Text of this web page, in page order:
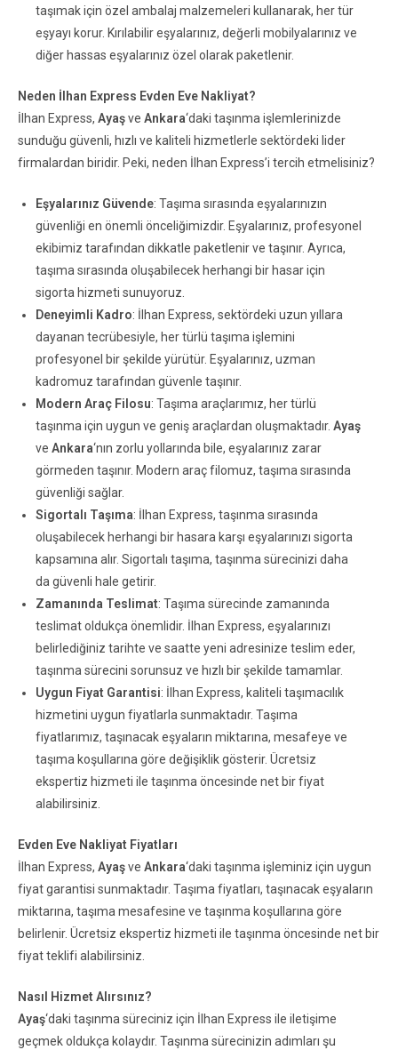
taşımak için özel ambalaj malzemeleri kullanarak, her tür
eşyayı korur. Kırılabilir eşyalarınız, değerli mobilyalarınız ve
diğer hassas eşyalarınız özel olarak paketlenir.
Neden İlhan Express Evden Eve Nakliyat?
İlhan Express, Ayaşve Ankara‘daki taşınma işlemlerinizde
sunduğu güvenli, hızlı ve kaliteli hizmetlerle sektördeki lider
firmalardan biridir. Peki, neden İlhan Express’i tercih etmelisiniz?
Eşyalarınız Güvende: Taşıma sırasında eşyalarınızın
güvenliği en önemli önceliğimizdir. Eşyalarınız, profesyonel
ekibimiz tarafından dikkatle paketlenir ve taşınır. Ayrıca,
taşıma sırasında oluşabilecek herhangi bir hasar için
sigorta hizmeti sunuyoruz.
Deneyimli Kadro: İlhan Express, sektördeki uzun yıllara
dayanan tecrübesiyle, her türlü taşıma işlemini
profesyonel bir şekilde yürütür. Eşyalarınız, uzman
kadromuz tarafından güvenle taşınır.
Modern Araç Filosu: Taşıma araçlarımız, her türlü
taşınma için uygun ve geniş araçlardan oluşmaktadır. Ayaş
ve Ankara‘nın zorlu yollarında bile, eşyalarınız zarar
görmeden taşınır. Modern araç filomuz, taşıma sırasında
güvenliği sağlar.
Sigortalı Taşıma: İlhan Express, taşınma sırasında
oluşabilecek herhangi bir hasara karşı eşyalarınızı sigorta
kapsamına alır. Sigortalı taşıma, taşınma sürecinizi daha
da güvenli hale getirir.
Zamanında Teslimat: Taşıma sürecinde zamanında
teslimat oldukça önemlidir. İlhan Express, eşyalarınızı
belirlediğiniz tarihte ve saatte yeni adresinize teslim eder,
taşınma sürecini sorunsuz ve hızlı bir şekilde tamamlar.
Uygun Fiyat Garantisi: İlhan Express, kaliteli taşımacılık
hizmetini uygun fiyatlarla sunmaktadır. Taşıma
fiyatlarımız, taşınacak eşyaların miktarına, mesafeye ve
taşıma koşullarına göre değişiklik gösterir. Ücretsiz
ekspertiz hizmeti ile taşınma öncesinde net bir fiyat
alabilirsiniz.
Evden Eve Nakliyat Fiyatları
İlhan Express, Ayaşve Ankara‘daki taşınma işleminiz için uygun
fiyat garantisi sunmaktadır. Taşıma fiyatları, taşınacak eşyaların
miktarına, taşıma mesafesine ve taşınma koşullarına göre
belirlenir. Ücretsiz ekspertiz hizmeti ile taşınma öncesinde net bir
fiyat teklifi alabilirsiniz.
Nasıl Hizmet Alırsınız?
Ayaş‘daki taşınma süreciniz için İlhan Express ile iletişime
geçmek oldukça kolaydır. Taşınma sürecinizin adımları şu